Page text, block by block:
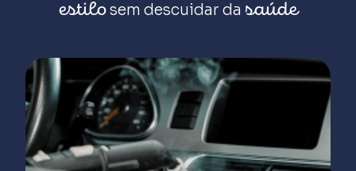
estilosem descuidar da saúde